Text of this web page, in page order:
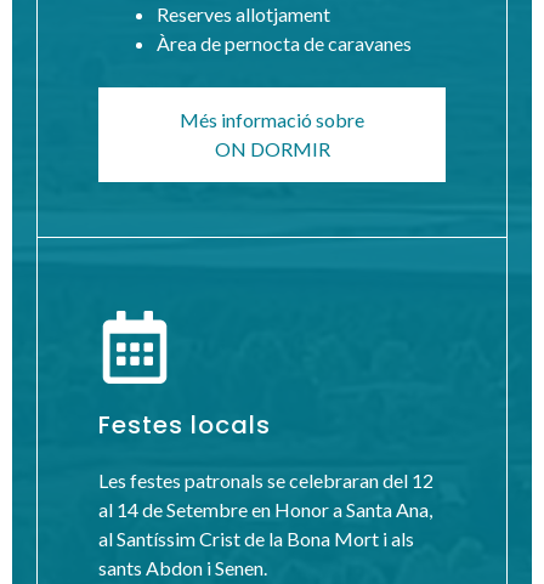
Reserves allotjament
Àrea de pernocta de caravanes
Més informació sobre
ON DORMIR
Festes locals
Les festes patronals se celebraran del 12
al 14 de Setembre en Honor a Santa Ana,
al Santíssim Crist de la Bona Mort i als
sants Abdon i Senen.